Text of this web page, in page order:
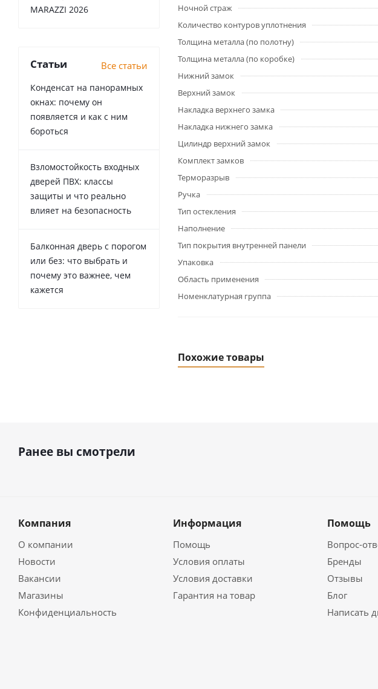
Ночной страж
Количество контуров уплотнения
Толщина металла (по полотну)
Толщина металла (по коробке)
Нижний замок
Верхний замок
Накладка верхнего замка
Накладка нижнего замка
Цилиндр верхний замок
Комплект замков
Терморазрыв
Ручка
Тип остекления
Наполнение
Тип покрытия внутренней панели
Упаковка
Область применения
Номенклатурная группа
Похожие товары
MARAZZI 2026
Статьи Все статьи
Конденсат на панорамных
окнах: почему он
появляется и как с ним
бороться
Взломостойкость входных
дверей ПВХ: классы
защиты и что реально
влияет на безопасность
Балконная дверь с порогом
или без: что выбрать и
почему это важнее, чем
кажется
Ранее вы смотрели
Компания
О компании
Новости
Вакансии
Магазины
Конфиденциальность
Информация
Помощь
Условия оплаты
Условия доставки
Гарантия на товар
Помощь
Вопрос-
Бренды
Отзывы
Блог
Написать